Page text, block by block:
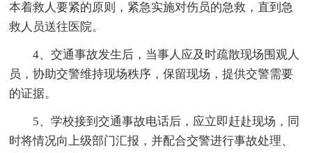
本着救人要紧的原则，紧急实施对伤员的急救，直到急
救人员送往医院。
4、交通事故发生后，当事人应及时疏散现场围观人
员，协助交警维持现场秩序，保留现场，提供交警需要
的证据。
5、学校接到交通事故电话后，应立即赶赴现场，同
时将情况向上级部门汇报，并配合交警进行事故处理、